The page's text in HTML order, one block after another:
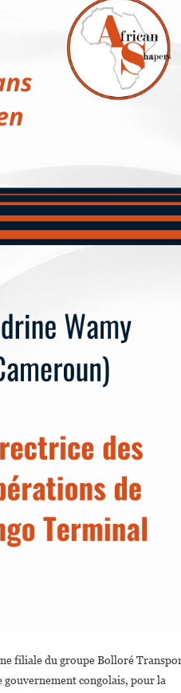
filiale du groupe Bolloré
gouvernement congolais, pour la